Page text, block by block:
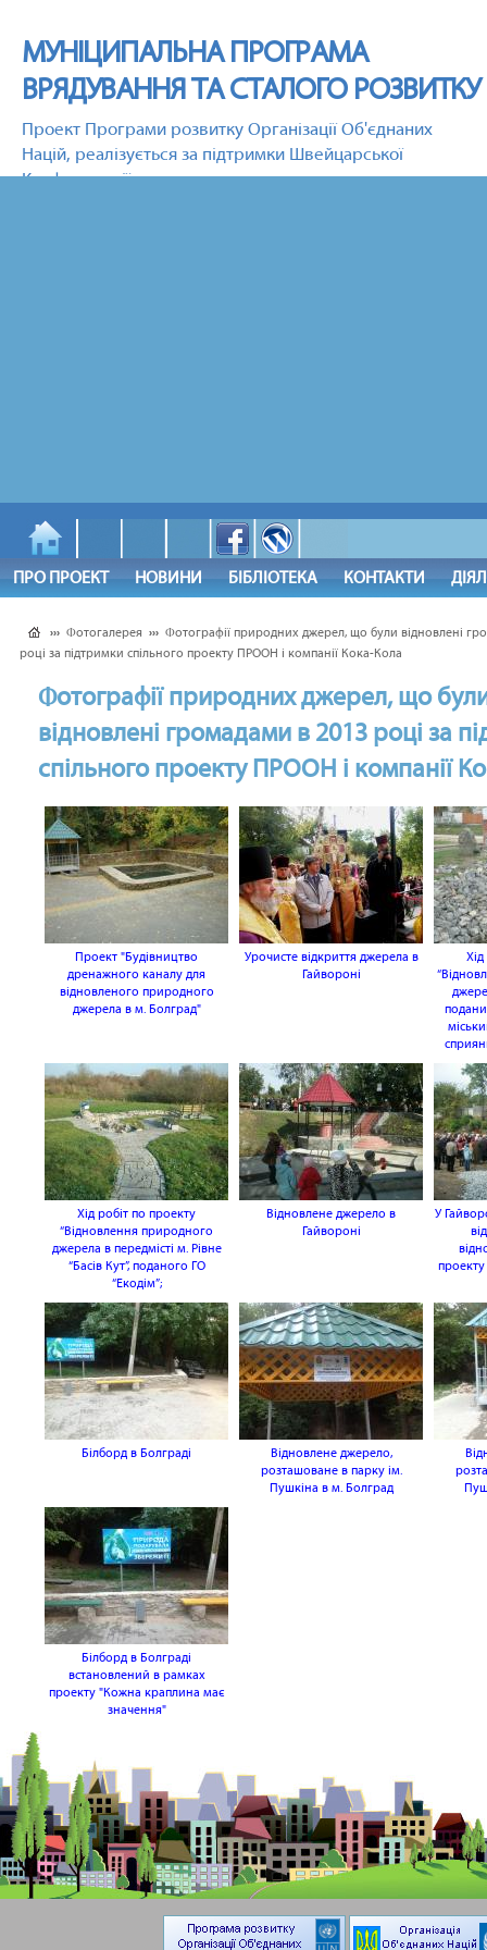
МУНІЦИПАЛЬНА ПРОГРАМА
ВРЯДУВАННЯ ТА СТАЛОГО РОЗВИТКУ
Проект Програми розвитку Організації Об'єднаних
Націй, реалізується за підтримки Швейцарської
Конфедерації
ПРО ПРОЕКТ НОВИНИ БІБЛІОТЕКА КОНТАКТИ
››› Фотогалерея ››› Фотографії природних джерел, що були відновлені
році за підтримки спільного проекту ПРООН і компанії Кока-Кола
Фотографії природних джерел, що
відновлені громадами в 2013 році за
спільного проекту ПРООН і компанії
Проект "Будівництво
дренажного каналу для
відновленого природного
джерела в м. Болград"
Урочисте відкриття джерела в
Гайвороні
Хід робіт по проекту
“Відновлення природного
джерела в передмісті м. Рівне
“Басів Кут”, поданого ГО
“Екодім”;
Відновлене джерело в
Гайвороні
У
Білборд в Болграді
Відновлене джерело,
розташоване в парку ім.
Пушкіна в м. Болград
Білборд в Болграді
встановлений в рамках
проекту "Кожна краплина має
значення"